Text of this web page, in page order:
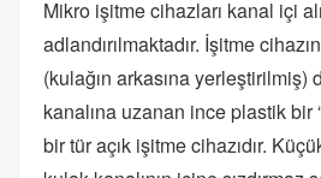
Mikro işitme cihazları kanal içi
adlandırılmaktadır. İşitme
(kulağın arkasına yerleştirilmiş)
kanalına uzanan ince plastik bir
bir tür açık işitme cihazıdır.